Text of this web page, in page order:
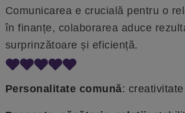
Comunicarea e crucială pentru o
în finanțe, colaborarea aduce
surprinzătoare și eficiență.
Personalitate comună: